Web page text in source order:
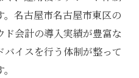
名古屋市名古屋市東区の
会計の導入実績が豊富な
イスを行う体制が整って